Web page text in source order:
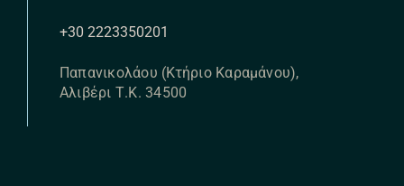
+30 2223350201
Παπανικολάου (Κτήριο Καραμάνου),
Αλιβέρι Τ.Κ. 34500